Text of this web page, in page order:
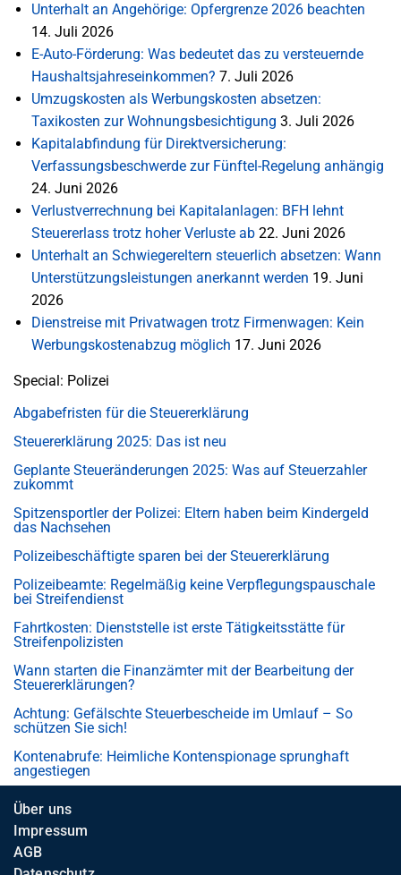
Unterhalt an Angehörige: Opfergrenze 2026 beachten
14. Juli 2026
E-Auto-Förderung: Was bedeutet das zu versteuernde
Haushaltsjahreseinkommen? 7. Juli 2026
Umzugskosten als Werbungskosten absetzen:
Taxikosten zur Wohnungsbesichtigung 3. Juli 2026
Kapitalabfindung für Direktversicherung:
Verfassungsbeschwerde zur Fünftel-Regelung anhängig
24. Juni 2026
Verlustverrechnung bei Kapitalanlagen: BFH lehnt
Steuererlass trotz hoher Verluste ab 22. Juni 2026
Unterhalt an Schwiegereltern steuerlich absetzen: Wann
Unterstützungsleistungen anerkannt werden 19. Juni
2026
Dienstreise mit Privatwagen trotz Firmenwagen: Kein
Werbungskostenabzug möglich 17. Juni 2026
Special: Polizei
Abgabefristen für die Steuererklärung
Steuererklärung 2025: Das ist neu
Geplante Steueränderungen 2025: Was auf Steuerzahler
zukommt
Spitzensportler der Polizei: Eltern haben beim Kindergeld
das Nachsehen
Polizeibeschäftigte sparen bei der Steuererklärung
Polizeibeamte: Regelmäßig keine Verpflegungspauschale
bei Streifendienst
Fahrtkosten: Dienststelle ist erste Tätigkeitsstätte für
Streifenpolizisten
Wann starten die Finanzämter mit der Bearbeitung der
Steuererklärungen?
Achtung: Gefälschte Steuerbescheide im Umlauf – So
schützen Sie sich!
Kontenabrufe: Heimliche Kontenspionage sprunghaft
angestiegen
Über uns
Impressum
AGB